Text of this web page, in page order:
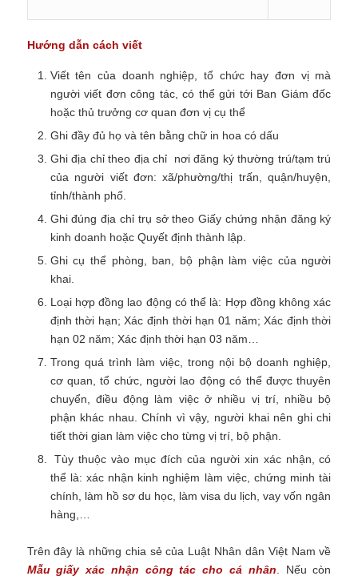
Hướng dẫn cách viết
Viết tên của doanh nghiệp, tổ chức hay đơn vị mà
người viết đơn công tác, có thể gửi tới Ban Giám đốc
hoặc thủ trưởng cơ quan đơn vị cụ thể
Ghi đầy đủ họ và tên bằng chữ in hoa có dấu
Ghi địa chỉ theo địa chỉ nơi đăng ký thường trú/tạm trú
của người viết đơn: xã/phường/thị trấn, quận/huyện,
tỉnh/thành phố.
Ghi đúng địa chỉ trụ sở theo Giấy chứng nhận đăng ký
kinh doanh hoặc Quyết định thành lập.
Ghi cụ thể phòng, ban, bộ phận làm việc của người
khai.
Loại hợp đồng lao động có thể là: Hợp đồng không xác
định thời hạn; Xác định thời hạn 01 năm; Xác định thời
hạn 02 năm; Xác định thời hạn 03 năm…
Trong quá trình làm việc, trong nội bộ doanh nghiệp,
cơ quan, tổ chức, người lao động có thể được thuyên
chuyển, điều động làm việc ở nhiều vị trí, nhiều bộ
phận khác nhau. Chính vì vậy, người khai nên ghi chi
tiết thời gian làm việc cho từng vị trí, bộ phận.
Tùy thuộc vào mục đích của người xin xác nhận, có
thể là: xác nhận kinh nghiệm làm việc, chứng minh tài
chính, làm hồ sơ du học, làm visa du lịch, vay vốn ngân
hàng,…
Trên đây là những chia sẻ của Luật Nhân dân Việt Nam về
Mẫu giấy xác nhận công tác cho cá nhân
Nếu còn